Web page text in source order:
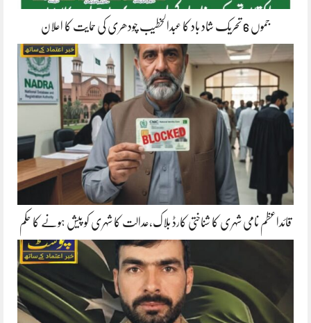
جموں 6 تحریک شاد باد کا عبدالخطیب چودھری کی حمایت کا اعلان
قائداعظم نامی شہری کا شناختی کارڈ بلاک،عدالت کا شہری کو پیش ہونے کا حکم